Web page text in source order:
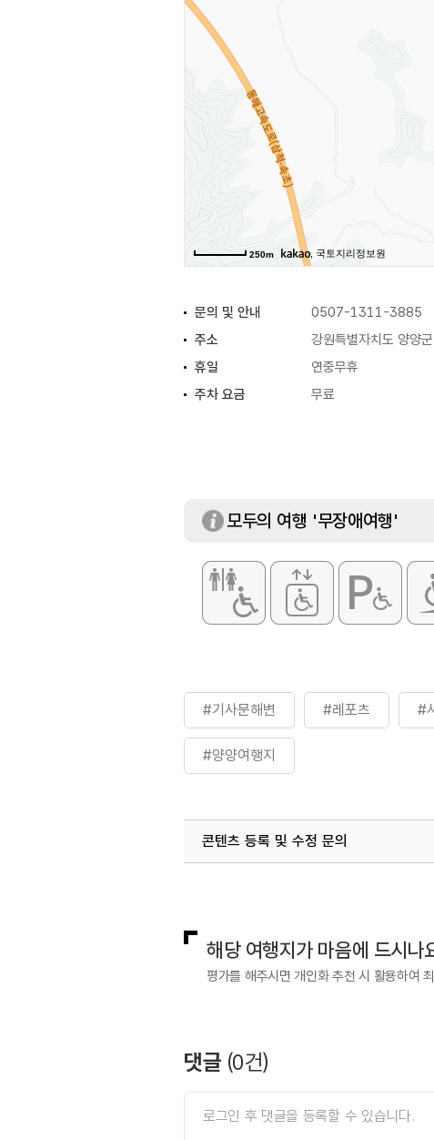
250m , 국토지리정보원
문의 및 안내 0507-1311-3885
주소
강원특별자치도 양양
휴일
연중무휴
주차 요금
무료
화장실
있음
모두의 여행 '무장애여행'
#기사문해변 #레포츠 #
#양양여행지
콘텐츠 등록 및 수정 문의
해당 여행지가 마음에 드시나
평가를 해주시면 개인화 추천 시 활용하여
댓글 (0건)